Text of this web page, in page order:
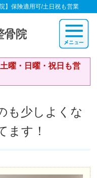
】保険適用可/土日祝も営業
曜・日曜・祝日も営
も少しよくな
ます！